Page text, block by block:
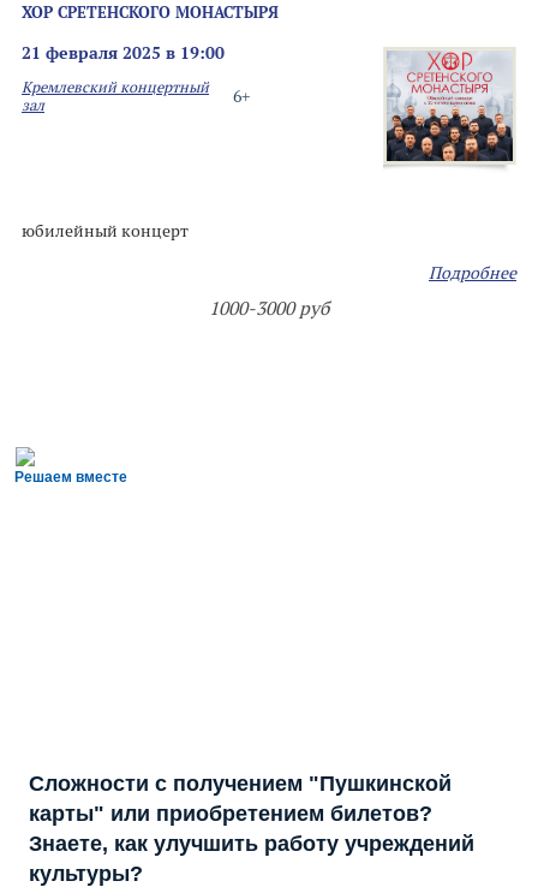
ХОР СРЕТЕНСКОГО МОНАСТЫРЯ
21 февраля 2025 в 19:00
6+
Кремлевский концертный
зал
юбилейный концерт
Подробнее
1000-3000 руб
Решаем вместе
Сложности с получением "Пушкинской
карты" или приобретением билетов?
Знаете, как улучшить работу учреждений
культуры?